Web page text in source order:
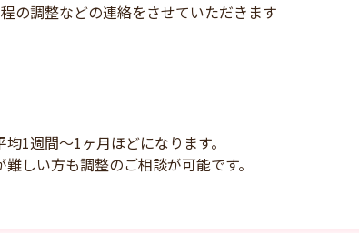
の調整などの連絡をさせていただきます
1週間～1ヶ月ほどになります。
しい方も調整のご相談が可能です。